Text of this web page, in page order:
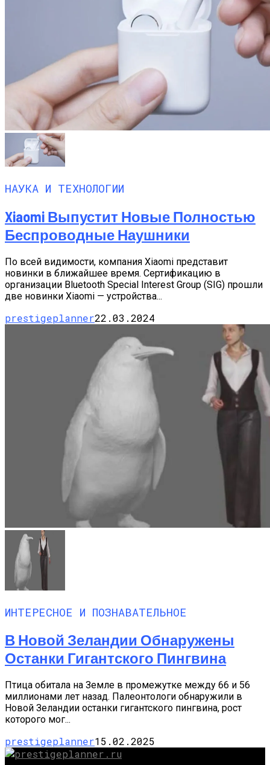
НАУКА И ТЕХНОЛОГИИ
Xiaomi Выпустит Новые Полностью
Беспроводные Наушники
По всей видимости, компания Xiaomi представит
новинки в ближайшее время. Сертификацию в
организации Bluetooth Special Interest Group (SIG) прошли
две новинки Xiaomi — устройства...
prestigeplanner22.03.2024
ИНТЕРЕСНОЕ И ПОЗНАВАТЕЛЬНОЕ
В Новой Зеландии Обнаружены
Останки Гигантского Пингвина
Птица обитала на Земле в промежутке между 66 и 56
миллионами лет назад. Палеонтологи обнаружили в
Новой Зеландии останки гигантского пингвина, рост
которого мог...
prestigeplanner15.02.2025